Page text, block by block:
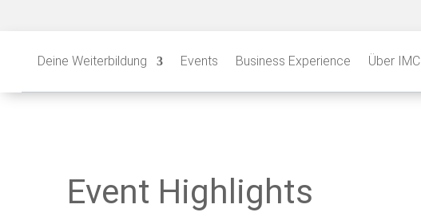
Deine Weiterbildung Events Business Experience Über IMC
Event Highlights